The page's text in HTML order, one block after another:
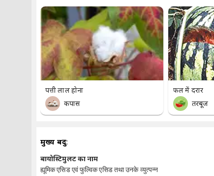
पत्ती लाल होना
कपास
फल में दरार
तरबूज
मुख्य बिंदु:
बायोस्टिमुलेंट का नाम
ह्यूमिक एसिड एवं फुल्विक एसिड तथा उनके व्युत्पन्न